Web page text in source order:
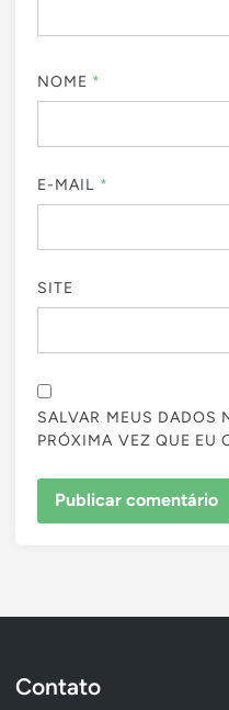
NOME *
E-MAIL *
SITE
SALVAR MEUS DADOS
PRÓXIMA VEZ QUE EU
Contato